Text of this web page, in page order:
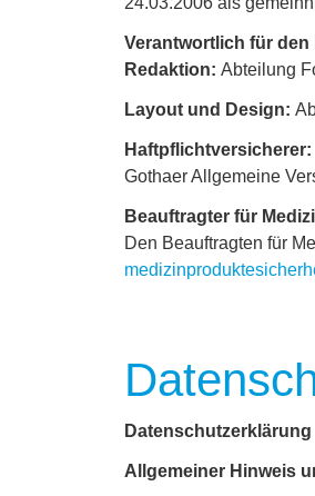
Verantwortlich für den
Redaktion: Abteilung
Layout und Design:
Haftpflichtversicherer:
Gothaer Allgemeine
Beauftragter für
Den Beauftragten für
Datenschutzerklärung
Allgemeiner Hinweis